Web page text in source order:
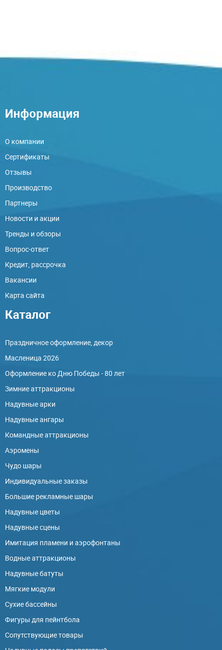
Информация
О компании
Сертификаты
Отзывы
Производство
Партнеры
Новости и акции
Тренды и обзоры
Вопрос-ответ
Кредит, рассрочка
Вакансии
Карта сайта
Каталог
Праздничное оформление, декор
Масленица 2026
Оформление ко Дню Победы - 80 лет
Зимние аттракционы
Надувные арки
Надувные ангары
Командные аттракционы
Аэромены
Чудо шары
Индивидуальные заказы
Большие рекламные шары
Надувные цветы
Надувные сцены
Имитация пламени и аэрофонтаны
Водные аттракционы
Надувные батуты
Мягкие модули
Сухие бассейны
Фигуры для пейнтбола
Сопутствующие товары